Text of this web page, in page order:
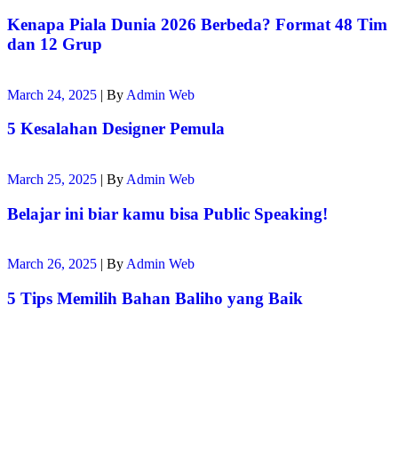
Kenapa Piala Dunia 2026 Berbeda? Format 48 Tim
dan 12 Grup
March 24, 2025 | By Admin Web
5 Kesalahan Designer Pemula
March 25, 2025 | By Admin Web
Belajar ini biar kamu bisa Public Speaking!
March 26, 2025 ByAdmin Web
5 Tips Memilih Bahan Baliho yang Baik